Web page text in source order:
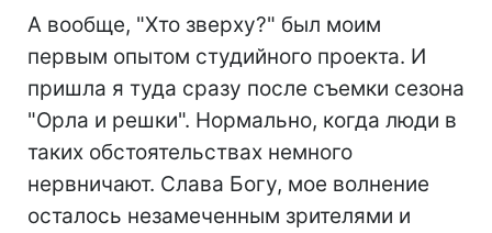
А вообще, "Хто зверху?" был моим
первым опытом студийного проекта. И
пришла я туда сразу после съемки сезона
"Орла и решки". Нормально, когда люди в
таких обстоятельствах немного
нервничают. Слава Богу, мое волнение
осталось незамеченным зрителями и